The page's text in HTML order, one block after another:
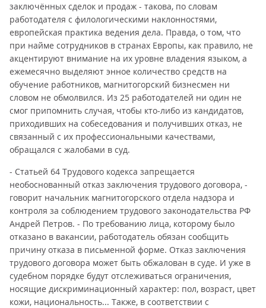
заключённых сделок и продаж - такова, по словам
работодателя с филологическими наклонностями,
европейская практика ведения дела. Правда, о том, что
при найме сотрудников в странах Европы, как правило, не
акцентируют внимание на их уровне владения языком, а
ежемесячно выделяют энное количество средств на
обучение работников, магнитогорский бизнесмен ни
словом не обмолвился. Из 25 работодателей ни один не
смог припомнить случая, чтобы кто-либо из кандидатов,
приходивших на собеседования и получивших отказ, не
связанный с их профессиональными качествами,
обращался с жалобами в суд.
- Статьей 64 Трудового кодекса запрещается
необоснованный отказ заключения трудового договора, -
говорит начальник магнитогорского отдела надзора и
контроля за соблюдением трудового законодательства РФ
Андрей Петров. - По требованию лица, которому было
отказано в вакансии, работодатель обязан сообщить
причину отказа в письменной форме. Отказ заключения
трудового договора может быть обжалован в суде. И уже в
судебном порядке будут отслеживаться ограничения,
носящие дискриминационный характер: пол, возраст, цвет
кожи, национальность... Также, в соответствии с